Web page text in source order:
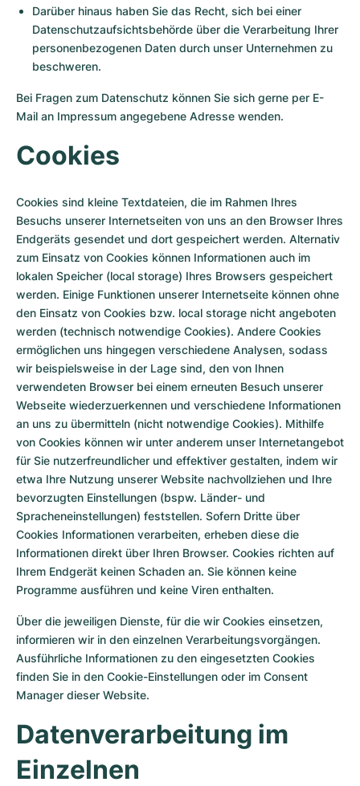
Darüber hinaus haben Sie das Recht, sich bei einer
Datenschutzaufsichtsbehörde über die Verarbeitung Ihrer
personenbezogenen Daten durch unser Unternehmen zu
beschweren.
Bei Fragen zum Datenschutz können Sie sich gerne per E-
Mail an Impressum angegebene Adresse wenden.
Cookies
Cookies sind kleine Textdateien, die im Rahmen Ihres
Besuchs unserer Internetseiten von uns an den Browser Ihres
Endgeräts gesendet und dort gespeichert werden. Alternativ
zum Einsatz von Cookies können Informationen auch im
lokalen Speicher (local storage) Ihres Browsers gespeichert
werden. Einige Funktionen unserer Internetseite können ohne
den Einsatz von Cookies bzw. local storage nicht angeboten
werden (technisch notwendige Cookies). Andere Cookies
ermöglichen uns hingegen verschiedene Analysen, sodass
wir beispielsweise in der Lage sind, den von Ihnen
verwendeten Browser bei einem erneuten Besuch unserer
Webseite wiederzuerkennen und verschiedene Informationen
an uns zu übermitteln (nicht notwendige Cookies). Mithilfe
von Cookies können wir unter anderem unser Internetangebot
für Sie nutzerfreundlicher und effektiver gestalten, indem wir
etwa Ihre Nutzung unserer Website nachvollziehen und Ihre
bevorzugten Einstellungen (bspw. Länder- und
Spracheneinstellungen) feststellen. Sofern Dritte über
Cookies Informationen verarbeiten, erheben diese die
Informationen direkt über Ihren Browser. Cookies richten auf
Ihrem Endgerät keinen Schaden an. Sie können keine
Programme ausführen und keine Viren enthalten.
Über die jeweiligen Dienste, für die wir Cookies einsetzen,
informieren wir in den einzelnen Verarbeitungsvorgängen.
Ausführliche Informationen zu den eingesetzten Cookies
finden Sie in den Cookie-Einstellungen oder im Consent
Manager dieser Website.
Datenverarbeitung im
Einzelnen